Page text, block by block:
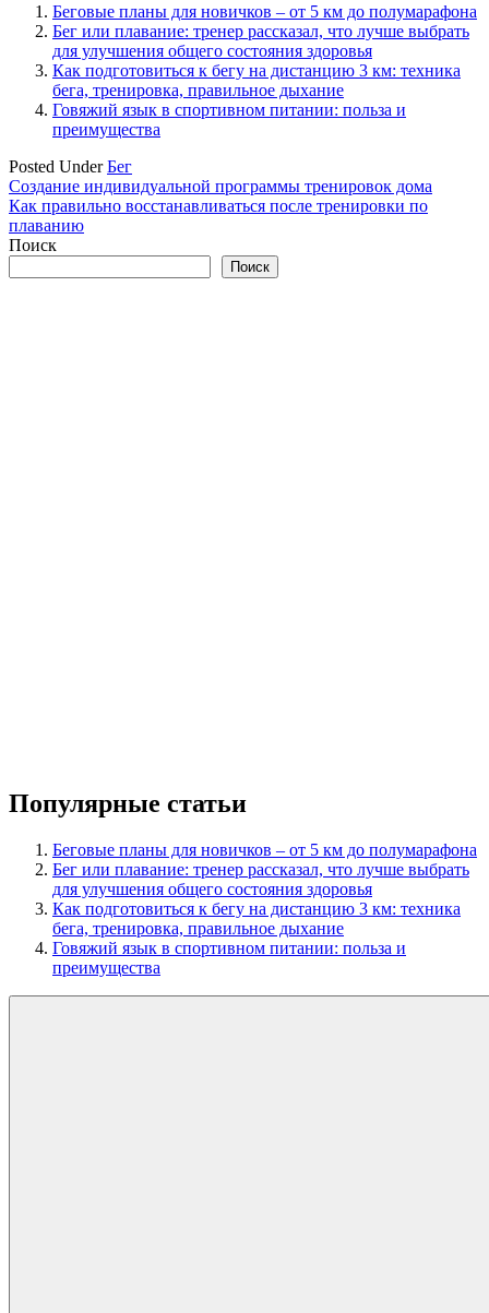
Беговые планы для новичков – от 5 км до полумарафона
Бег или плавание: тренер рассказал, что лучше выбрать
для улучшения общего состояния здоровья
Как подготовиться к бегу на дистанцию 3 км: техника
бега, тренировка, правильное дыхание
Говяжий язык в спортивном питании: польза и
преимущества
Posted UnderБег
Навигация
по
записям
Создание индивидуальной программы тренировок дома
Как правильно восстанавливаться после тренировки по
плаванию
Поиск
Поиск
Популярные статьи
Беговые планы для новичков – от 5 км до полумарафона
Бег или плавание: тренер рассказал, что лучше выбрать
для улучшения общего состояния здоровья
Как подготовиться к бегу на дистанцию 3 км: техника
бега, тренировка, правильное дыхание
Говяжий язык в спортивном питании: польза и
преимущества